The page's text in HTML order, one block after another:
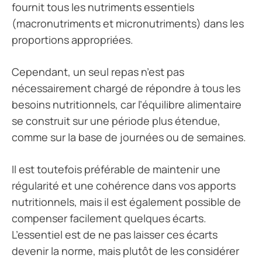
fournit tous les nutriments essentiels
(macronutriments et micronutriments) dans les
proportions appropriées.
Cependant, un seul repas n’est pas
nécessairement chargé de répondre à tous les
besoins nutritionnels, car l’équilibre alimentaire
se construit sur une période plus étendue,
comme sur la base de journées ou de semaines.
Il est toutefois préférable de maintenir une
régularité et une cohérence dans vos apports
nutritionnels, mais il est également possible de
compenser facilement quelques écarts.
L’essentiel est de ne pas laisser ces écarts
devenir la norme, mais plutôt de les considérer